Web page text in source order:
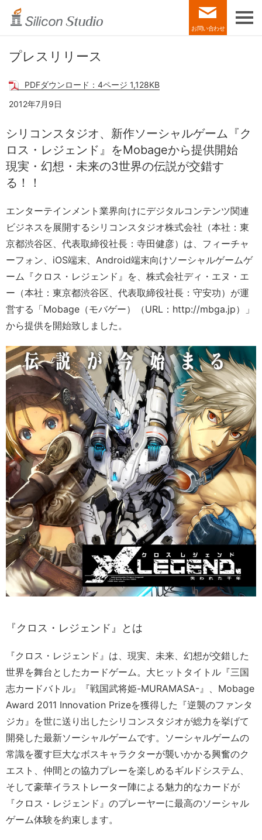
お問い合わせ
プレスリリース
PDFダウンロード：4ページ 1,128KB
2012年7月9日
シリコンスタジオ、新作ソーシャルゲーム 『ク
ロス・レジェンド』をMobageから提供開始
現実・幻想・未来の3世界の伝説が交錯す
る！！
エンターテインメント業界向けにデジタルコンテンツ関連
ビジネスを展開するシリコンスタジオ株式会社（本社：東
京都渋谷区、代表取締役社長：寺田健彦）は、フィーチャ
ーフォン、iOS端末、Android端末向けソーシャルゲームゲ
ーム『クロス・レジェンド』を、株式会社ディ・エヌ・エ
ー（本社：東京都渋谷区、代表取締役社長：守安功）が運
営する「Mobage（モバゲー）（URL：http://mbga.jp）」
から提供を開始致しました。
『クロス・レジェンド』とは
『クロス・レジェンド』は、現実、未来、幻想が交錯した
世界を舞台としたカードゲーム。大ヒットタイトル『三国
志カードバトル』『戦国武将姫-MURAMASA-』、Mobage
Award 2011 Innovation Prizeを獲得した『逆襲のファンタ
ジカ』を世に送り出したシリコンスタジオが総力を挙げて
開発した最新ソーシャルゲームです。ソーシャルゲームの
常識を覆す巨大なボスキャラクターが襲いかかる興奮のク
エスト、仲間との協力プレーを楽しめるギルドシステム、
そして豪華イラストレーター陣による魅力的なカードが
『クロス・レジェンド』のプレーヤーに最高のソーシャル
ゲーム体験を約束します。